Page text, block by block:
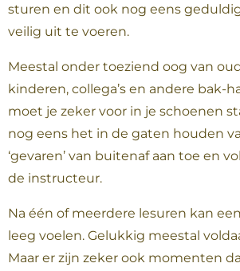
sturen en dit ook nog eens
veilig uit te voeren.
Meestal onder toeziend oog van
kinderen, collega’s en andere bak-
moet je zeker voor in je schoenen
nog eens het in de gaten houden
‘gevaren’ van buitenaf aan toe en
de instructeur.
Na één of meerdere lesuren kan
leeg voelen. Gelukkig meestal
Maar er zijn zeker ook momenten